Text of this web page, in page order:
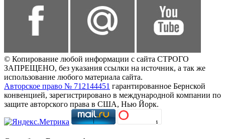
© Копирование любой информации с сайта СТРОГО
ЗАПРЕЩЕНО, без указания ссылки на источник, а так же
использование любого материала сайта.
Авторское право № 712144451 гарантированное Бернской
конвенцией, зарегистрировано в международной компании по
защите авторского права в США, Нью Йорк.